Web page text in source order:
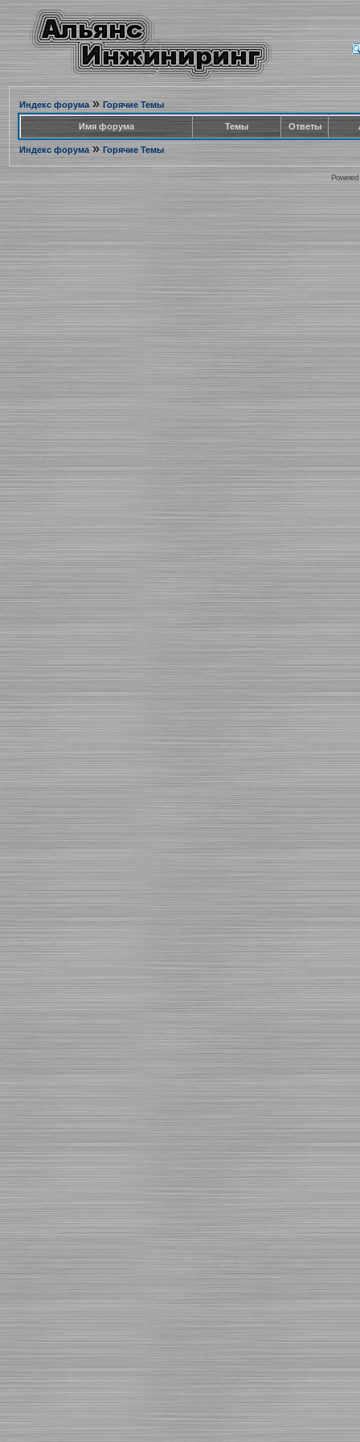
Индекс форума» Горячие Темы
Имя форума Темы Ответы
Индекс форума» Горячие Темы